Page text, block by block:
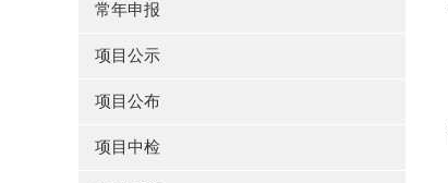
常年申报
项目公示
项目公布
项目中检